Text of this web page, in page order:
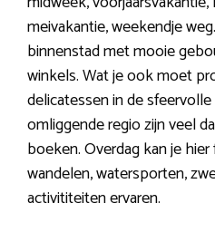
meivakantie, weekendje
binnenstad met mooie
winkels. Wat je ook moet
delicatessen in de
omliggende regio zijn veel
boeken. Overdag kan je
wandelen, watersporten,
activititeiten ervaren.